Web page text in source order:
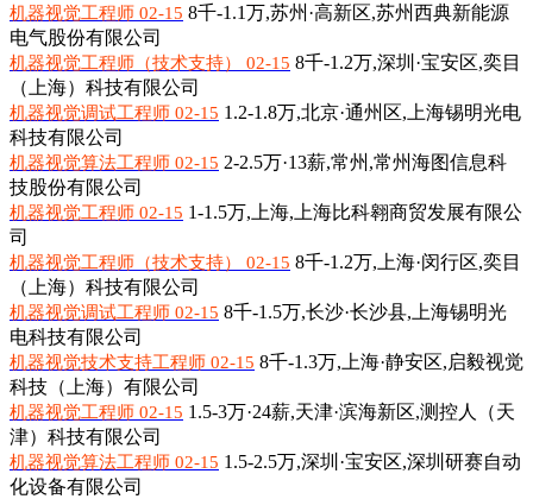
机器视觉工程师 02-15 8千-1.1万,苏州·高新区,苏州西典新能源
电气股份有限公司
机器视觉工程师（技术支持） 02-15 8千-1.2万,深圳·宝安区,奕目
（上海）科技有限公司
机器视觉调试工程师 02-15 1.2-1.8万,北京·通州区,上海锡明光电
科技有限公司
机器视觉算法工程师 02-15 2-2.5万·13薪,常州,常州海图信息科
技股份有限公司
机器视觉工程师 02-15 1-1.5万, 上海,上海比科翱商贸发展有限公
司
机器视觉工程师（技术支持） 02-15 8千-1.2万, 上海·闵行区,奕目
（上海）科技有限公司
机器视觉调试工程师 02-15 8千-1.5万,长沙·长沙县,上海锡明光
电科技有限公司
机器视觉技术支持工程师 02-15 8千-1.3万, 上海·静安区,启毅视觉
科技（上海）有限公司
机器视觉工程师 02-15 1.5-3万·24薪,天津·滨海新区,测控人（天
津）科技有限公司
机器视觉算法工程师 02-15 1.5-2.5万,深圳·宝安区,深圳研赛自动
化设备有限公司